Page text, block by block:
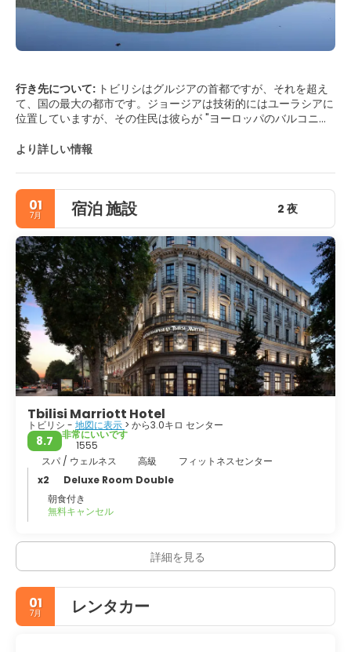
行き先について: トビリシはグルジアの首都ですが、それを超え
て、国の最大の都市です。ジョージアは技術的にはユーラシアに
位置していますが、その住民は彼らが "ヨーロッパのバルコニ
る非常に居心地の良い都市です。市内には多くの観光地とやるべ
かは、2004年に建てられた正統派の大聖堂であるSamebaの大
聖堂や、市内中心部に位置する美しいSquare of Libertyなどの
記念碑です。文化愛好家にとって、トビリシには素晴らしい都市
です。それは、全国各地にいくつかの重要な博物館がある国立博
物館、またはこの都市の歴史についてすべて学ぶことができる歴
史博物館など、いくつかの博物館があるためです。山が大好きな
人にとっては、トビリシは丘陵地と同じくらい理想的な場所で
す。最もよく知られているものの1つはMtatsminda山です。気
球乗り、ハイキング、自転車ツアーなどのアウトドアアクティビ
ティを楽しめます。植物園のジョージア国立公園を訪れるのを忘
れないでください。散歩をリラックスするのに理想的です。子供
にも最適です、彼らは空中路面電車やMtatsminda遊園地、子供
たちが素晴らしい時間を過ごすことになる両方のテーマパークを
楽しむでしょう。トビリシも夜にはかなり活発です、いくつかの
推奨されるサイトは素晴らしい雰囲気やボトルショックのような
ても素敵な雰囲気で家族連れの訪問に理想的で、忘れられない楽
しい休暇を過ごすことができます。
より詳しい情報
01
7月 宿泊 施設 2 夜
Tbilisi Marriott Hotel
トビリシ - 地図に表示 > から3.0キロ センター
8.7
非常にいいです
1555
スパ / ウェルネス
高級
フィットネスセンター
x2
Deluxe Room Double
朝食付き
無料キャンセル
詳細を見る
01
7月 レンタカー